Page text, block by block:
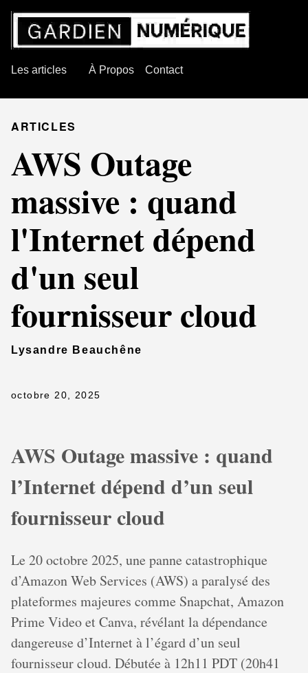
Les articles À Propos Contact
ARTICLES
AWS Outage
massive : quand
l'Internet dépend
d'un seul
fournisseur cloud
Lysandre Beauchêne
octobre 20, 2025
AWS Outage massive : quand
l’Internet dépend d’un seul
fournisseur cloud
Le 20 octobre 2025, une panne catastrophique
d’Amazon Web Services (AWS) a paralysé des
plateformes majeures comme Snapchat, Amazon
Prime Video et Canva, révélant la dépendance
dangereuse d’Internet à l’égard d’un seul
fournisseur cloud. Débutée à 12h11 PDT (20h41